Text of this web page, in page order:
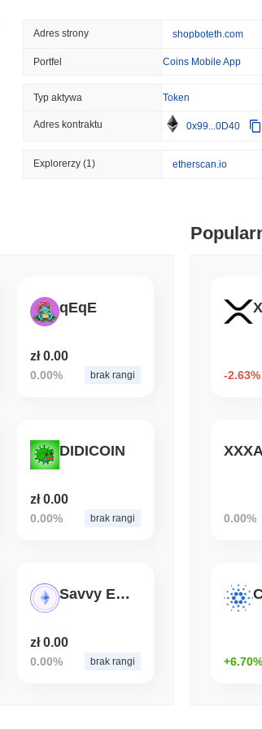
USA i
gdy
CRYPTO
jego
August 05
BitGo
gdy
Adres strony shopboteth.com
Portfel Coins Mobile App
Typ aktywa Token
Adres kontraktu 0x99...0D40
Explorerzy(1) etherscan.io
qEqE
zł 0.00
0.00% brak rangi
DIDICOIN
zł 0.00
0.00% brak rangi
Savvy ETH
zł 0.00
0.00% brak rangi
-2.63%
0.00%
+6.70%